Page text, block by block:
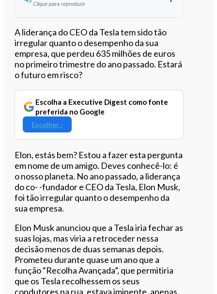
Clique para reproduzir
Ouvir este artigo
A liderança do CEO da Tesla tem sido tão
irregular quanto o desempenho da sua
empresa, que perdeu 635 milhões de euros
no primeiro trimestre do ano passado. Estará
o futuro em risco?
Escolha a Executive Digest como fonte
preferida no Google
Escolher ›
Elon, estás bem? Estou a fazer esta pergunta
em nome de um amigo. Deves conhecê-lo: é
o nosso planeta. No ano passado, a liderança
do co- -fundador e CEO da Tesla, Elon Musk,
foi tão irregular quanto o desempenho da
sua empresa.
Elon Musk anunciou que a Tesla iria fechar as
suas lojas, mas viria a retroceder nessa
decisão menos de duas semanas depois.
Prometeu durante quase um ano que a
função “Recolha Avançada”, que permitiria
que os Tesla recolhessem os seus
condutores na rua, estava iminente, apenas